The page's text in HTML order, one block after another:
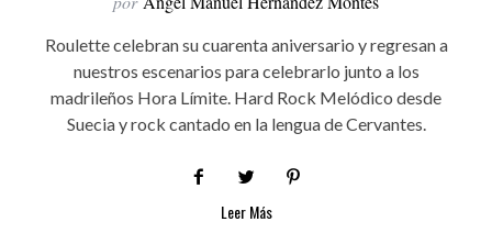
Roulette celebran su cuarenta aniversario y regresan a
nuestros escenarios para celebrarlo junto a los
madrileños Hora Límite. Hard Rock Melódico desde
Suecia y rock cantado en la lengua de Cervantes.
Leer Más